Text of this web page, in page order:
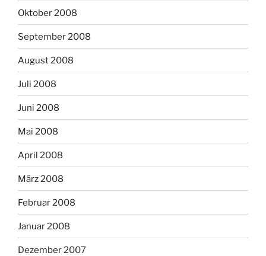
Oktober 2008
September 2008
August 2008
Juli 2008
Juni 2008
Mai 2008
April 2008
März 2008
Februar 2008
Januar 2008
Dezember 2007